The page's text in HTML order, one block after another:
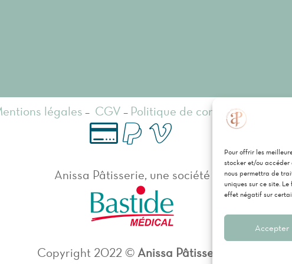
Pour offrir les
stocker et/ou accéder
nous permettra de
uniques sur ce site.
effet négatif sur
Accepter
légales – CGV – Politique de confidentialité
C
ar
te
de
ay
p
al
re
m
e
Anissa Pâtisserie, une société
Copyright 2022 © Anissa Pâtisserie